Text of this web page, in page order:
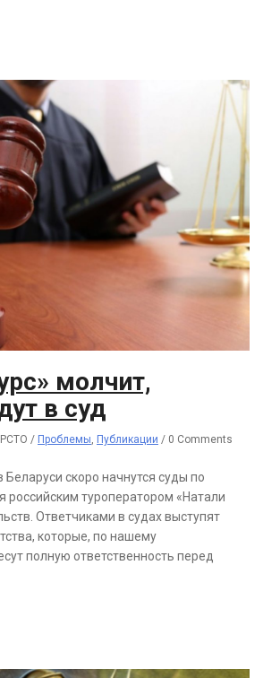
молчит,
в суд
/ Проблемы, Публикации / 0 Comments
скоро начнутся суды по
российским туроператором «Натали
Ответчиками в судах выступят
которые, по нашему
полную ответственность перед